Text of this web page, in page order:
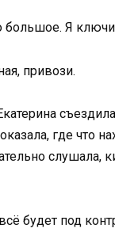
большое. Я
привози.
где что
слушала,
будет под